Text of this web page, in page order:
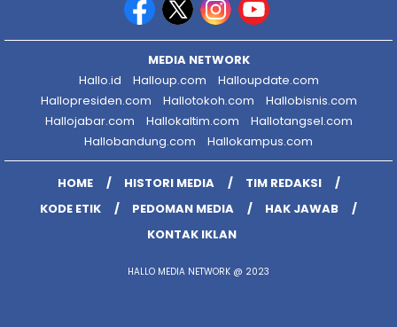
MEDIA NETWORK
Hallo.id
Halloup.com
Halloupdate.com
Hallopresiden.com
Hallotokoh.com
Hallobisnis.com
Hallojabar.com
Hallokaltim.com
Hallotangsel.com
Hallobandung.com
Hallokampus.com
HOME HISTORI MEDIA
TIM REDAKSI
KODE ETIK
PEDOMAN MEDIA
HAK JAWAB
KONTAK IKLAN
HALLO MEDIA NETWORK @ 2023